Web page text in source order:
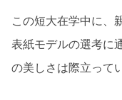
この短大在学中に、
表紙モデルの選考に
の美しさは際立って